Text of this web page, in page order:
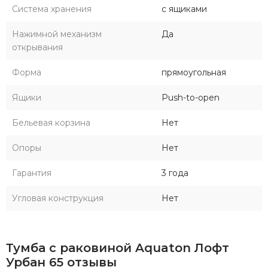
Система хранения с ящиками
Нажимной механизм
открывания
Да
Форма прямоугольная
Ящики Push-to-open
Бельевая корзина Нет
Опоры Нет
Гарантия 3 года
Угловая конструкция Нет
Тумба с раковиной Aquaton Лофт
Урбан 65 отзывы